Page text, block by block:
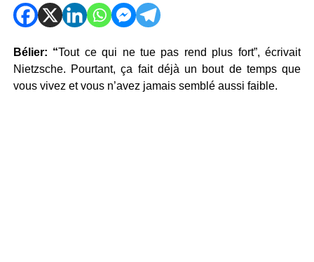
Bélier: “Tout ce qui ne tue pas rend plus fort”, écrivait
Nietzsche. Pourtant, ça fait déjà un bout de temps que
vous vivez et vous n’avez jamais semblé aussi faible.